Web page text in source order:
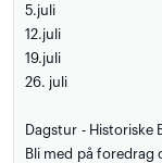
5.juli
12.juli
19.juli
26. juli
Dagstur - Historiske
Bli med på foredrag